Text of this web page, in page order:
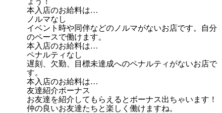
本入店のお給料は…
ノルマなし
イベント時や同伴などのノルマがないお店です。自分
のペースで働けます。
本入店のお給料は…
ペナルティなし
遅刻、欠勤、目標未達成へのペナルティがないお店で
す。
本入店のお給料は…
友達紹介ボーナス
お友達を紹介してもらえるとボーナス出ちゃいます！
仲の良いお友達たちと楽しく働けますね。